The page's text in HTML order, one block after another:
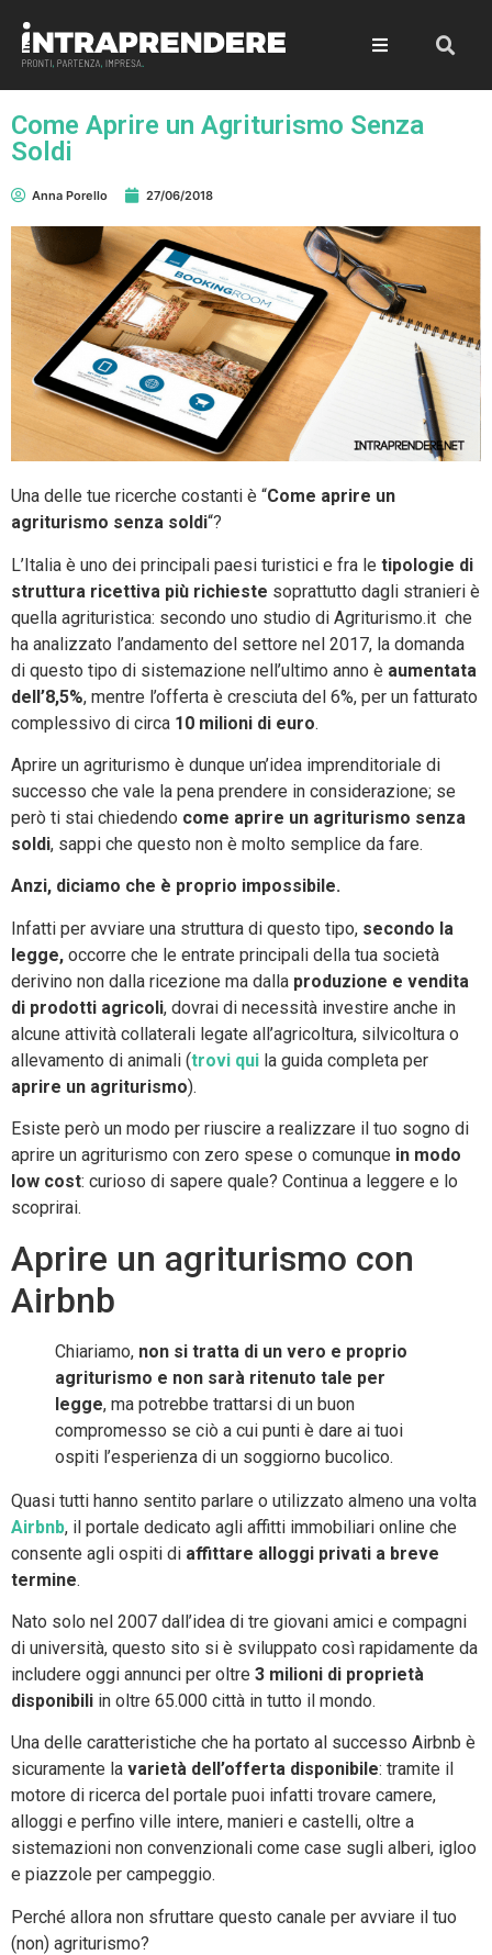
Come Aprire un Agriturismo Senza
Soldi
Anna Porello 27/06/2018
Una delle tue ricerche costanti è “Come aprire un
agriturismo senza soldi“?
L’Italia è uno dei principali paesi turistici e fra le tipologie di
struttura ricettiva più richieste soprattutto dagli stranieri è
quella agrituristica: secondo uno studio di Agriturismo.it che
ha analizzato l’andamento del settore nel 2017, la domanda
di questo tipo di sistemazione nell’ultimo anno è aumentata
dell’8,5%, mentre l’offerta è cresciuta del 6%, per un fatturato
complessivo di circa 10 milioni di euro.
Aprire un agriturismo è dunque un’idea imprenditoriale di
successo che vale la pena prendere in considerazione; se
però ti stai chiedendo come aprire un agriturismo senza
soldi, sappi che questo non è molto semplice da fare.
Anzi, diciamo che è proprio impossibile.
Infatti per avviare una struttura di questo tipo, secondo la
legge, occorre che le entrate principali della tua società
derivino non dalla ricezione ma dalla produzione e vendita
di prodotti agricoli, dovrai di necessità investire anche in
alcune attività collaterali legate all’agricoltura, silvicoltura o
allevamento di animali (trovi qui la guida completa per
aprire un agriturismo).
Esiste però un modo per riuscire a realizzare il tuo sogno di
aprire un agriturismo con zero spese o comunque in modo
low cost: curioso di sapere quale? Continua a leggere e lo
scoprirai.
Aprire un agriturismo con
Airbnb
Chiariamo, non si tratta di un vero e proprio
agriturismo e non sarà ritenuto tale per
legge, ma potrebbe trattarsi di un buon
compromesso se ciò a cui punti è dare ai tuoi
ospiti l’esperienza di un soggiorno bucolico.
Quasi tutti hanno sentito parlare o utilizzato almeno una volta
Airbnb, il portale dedicato agli affitti immobiliari online che
consente agli ospiti di affittare alloggi privati ​​a breve
termine.
Nato solo nel 2007 dall’idea di tre giovani amici e compagni
di università, questo sito si è sviluppato così rapidamente da
includere oggi annunci per oltre 3 milioni di proprietà
disponibili in oltre 65.000 città in tutto il mondo.
Una delle caratteristiche che ha portato al successo Airbnb è
sicuramente la varietà dell’offerta disponibile: tramite il
motore di ricerca del portale puoi infatti trovare camere,
alloggi e perfino ville intere, manieri e castelli, oltre a
sistemazioni non convenzionali come case sugli alberi, igloo
e piazzole per campeggio.
Perché allora non sfruttare questo canale per avviare il tuo
(non) agriturismo?